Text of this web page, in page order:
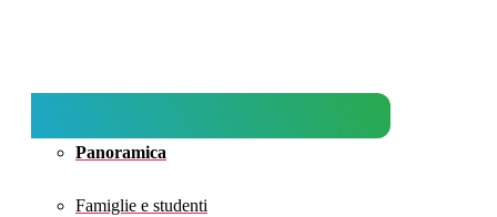
Panoramica
Famiglie e studenti